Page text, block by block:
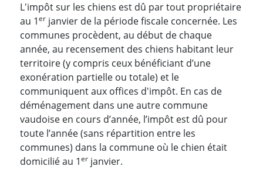
L'impôt sur les chiens est dû par tout propriétaire
au 1er janvier de la période fiscale concernée. Les
communes procèdent, au début de chaque
année, au recensement des chiens habitant leur
territoire (y compris ceux bénéficiant d’une
exonération partielle ou totale) et le
communiquent aux offices d'impôt. En cas de
déménagement dans une autre commune
vaudoise en cours d’année, l’impôt est dû pour
toute l’année (sans répartition entre les
communes) dans la commune où le chien était
domicilié au 1er janvier.